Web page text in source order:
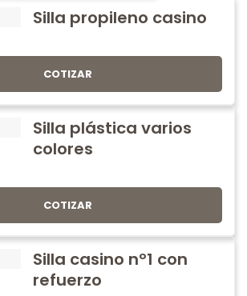
Silla propileno casino
COTIZAR
Silla plástica varios
colores
COTIZAR
Silla casino nº1 con
refuerzo